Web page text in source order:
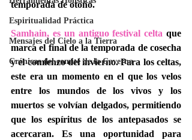
Espiritualidad Práctica
Mensajes del Cielo a la Tierra
Crónicas del comité de la Caverna
temporada de otoño.
Samhain, es un antiguo festival celta que
marca el final de la temporada de cosecha
y el comienzo del invierno. Para los celtas,
este era un momento en el que los velos
entre los mundos de los vivos y los
muertos se volvían delgados, permitiendo
que los espíritus de los antepasados ​​se
acercaran. Es una oportunidad para